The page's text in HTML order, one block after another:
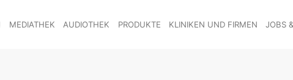
MEDIATHEK AUDIOTHEK PRODUKTE KLINIKEN UND FIRMEN JOBS